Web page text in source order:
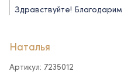
Здравствуйте!
Наталья
Артикул: 7235012